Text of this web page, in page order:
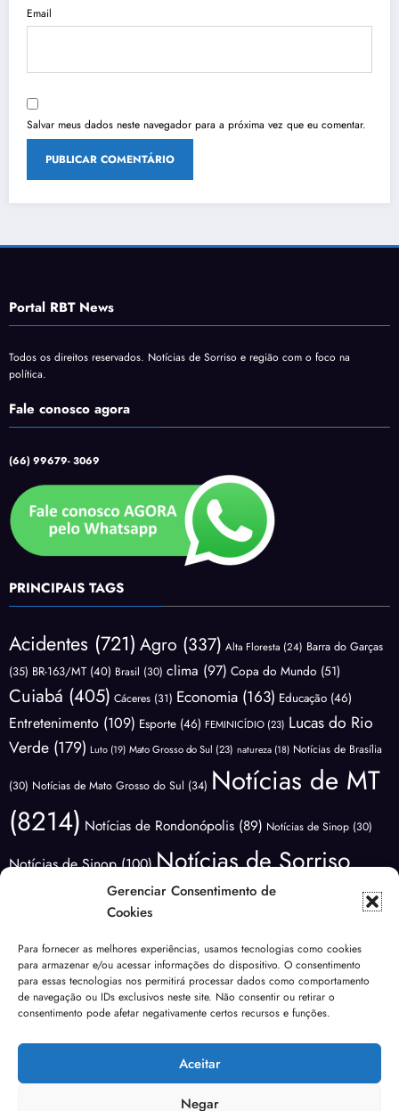
Gerenciar Consentimento de
Cookies
Para fornecer as melhores experiências, usamos tecnologias como cookies
para armazenar e/ou acessar informações do dispositivo. O consentimento
para essas tecnologias nos permitirá processar dados como comportamento
de navegação ou IDs exclusivos neste site. Não consentir ou retirar o
consentimento pode afetar negativamente certos recursos e funções.
Aceitar
Negar
Email
Salvar meus dados neste navegador para a próxima vez que eu comentar.
Portal RBT News
Todos os direitos reservados. Notícias de Sorriso e região com o foco na
política.
Fale conosco agora
(66) 99679- 3069
PRINCIPAIS TAGS
Acidentes (721) Agro (337) Alta Floresta (24) Barra do Garças
(35) BR-163/MT (40) Brasil (30) clima (97) Copa do Mundo (51)
Cuiabá (405) Cáceres (31) Economia (163) Educação (46)
Entretenimento (109) Esporte (46) FEMINICÍDIO (23) Lucas do Rio
Verde (179) Luto (19) Mato Grosso do Sul (23) natureza (18) Notícias de Brasília
(30) Notícias de Mato Grosso do Sul (34) Notícias de MT
(8214) Notícias de Rondonópolis (89) Notícias de Sinop (30)
Notícias de Sinop(100)Notícias de Sorriso
Notícias de Várzea Grande(66) Notícias do
Rio Verde(171) Nova Mutum(68) NOVA UBIRATÃ(29) Polícia
(3640) Política(1821)Previsão do Tempo(81)
Tangará da Serra(19)
Violência(53) Várzea Grande(102)